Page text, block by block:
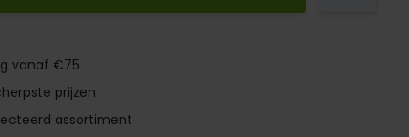
vanaf €75
prijzen
assortiment